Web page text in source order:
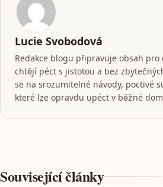
Lucie Svobodová
Redakce blogu připravuje obsah pro
chtějí péct s jistotou a bez
se na srozumitelné návody, poctivé
které lze opravdu upéct v běžné
Související články